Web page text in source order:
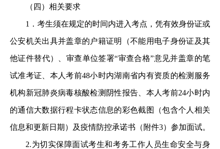
（四）相关要求
1．考生须在规定的时间内进入考点，凭有效身份证或
公安机关出具并盖章的户籍证明（不能用电子身份证及其
他证件替代）、审查单位签署“审查合格”意见并盖章的笔
试准考证、本人考前48小时内湖南省内有资质的检测服务
机构新冠肺炎病毒核酸检测阴性报告、本人考前24小时内
的通信大数据行程卡状态信息的彩色截图（包含个人相关
信息和更新日期）及疫情防控承诺书（附件3）参加面试。
2.为切实保障面试考生和考务工作人员生命安全与身